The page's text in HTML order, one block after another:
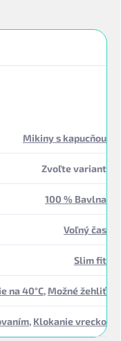
Mikiny s kapucňou
Zvoľte variant
100 % Bavlna
Voľný čas
Slim fit
na 40°C, Možné žehliť
, Klokanie vrecko